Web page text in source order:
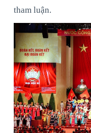
tham luận.